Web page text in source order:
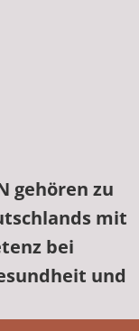
zu Facebook
zu
gehören zu
mit
bei
und